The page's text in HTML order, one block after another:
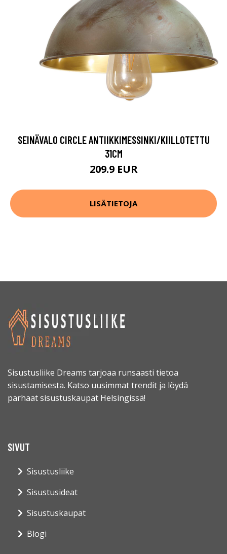
SEINÄVALO CIRCLE ANTIIKKIMESSINKI/KIILLOTETTU
31CM
209.9 EUR
LISÄTIETOJA
Sisustusliike Dreams tarjoaa runsaasti tietoa
sisustamisesta. Katso uusimmat trendit ja löydä
parhaat sisustuskaupat Helsingissä!
SIVUT
Sisustusliike
Sisustusideat
Sisustuskaupat
Blogi